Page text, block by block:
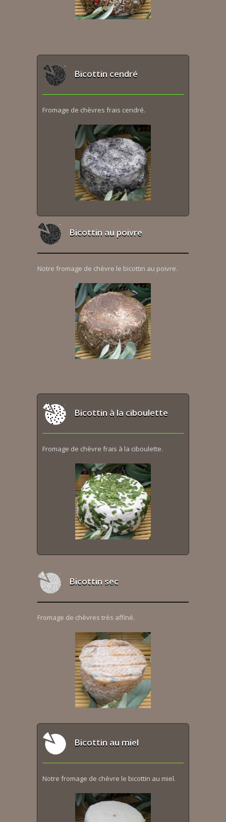
Bicottin cendré
Fromage de chèvres frais cendré.
Bicottin au poivre
Notre fromage de chèvre le bicottin au poivre.
Bicottin à la ciboulette
Fromage de chèvre frais à la ciboulette.
Bicottin sec
Fromage de chèvres très affiné.
Bicottin au miel
Notre fromage de chèvre le bicottin au miel.